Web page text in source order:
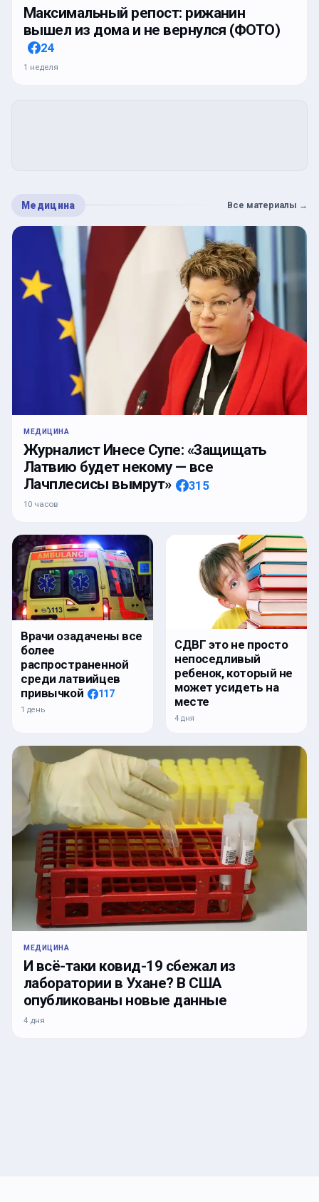
Максимальный репост: рижанин
вышел из дома и не вернулся (ФОТО)
24
1 неделя
Медицина Все материалы →
МЕДИЦИНА
Журналист Инесе Супе: «Защищать
Латвию будет некому — все
Лачплесисы вымрут»
315
10 часов
Врачи озадачены все
более
распространенной
среди латвийцев
привычкой
117
1 день
СДВГ это не просто
непоседливый
ребенок, который не
может усидеть на
месте
4 дня
МЕДИЦИНА
И всё-таки ковид-19 сбежал из
лаборатории в Ухане? В США
опубликованы новые данные
4 дня